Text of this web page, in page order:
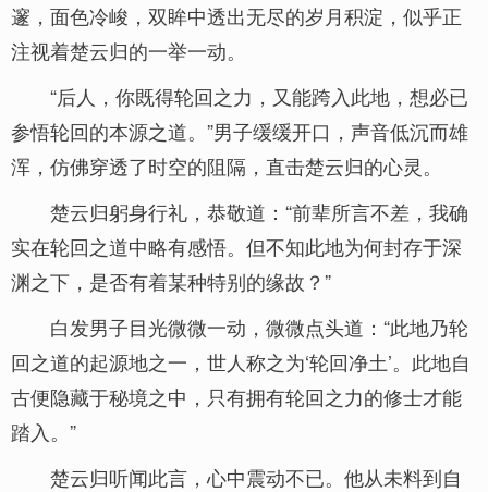
邃，面色冷峻，双眸中透出无尽的岁月积淀，似乎正
注视着楚云归的一举一动。
“后人，你既得轮回之力，又能跨入此地，想必已
参悟轮回的本源之道。”男子缓缓开口，声音低沉而雄
浑，仿佛穿透了时空的阻隔，直击楚云归的心灵。
楚云归躬身行礼，恭敬道：“前辈所言不差，我确
实在轮回之道中略有感悟。但不知此地为何封存于深
渊之下，是否有着某种特别的缘故？”
白发男子目光微微一动，微微点头道：“此地乃轮
回之道的起源地之一，世人称之为‘轮回净土’。此地自
古便隐藏于秘境之中，只有拥有轮回之力的修士才能
踏入。”
楚云归听闻此言，心中震动不已。他从未料到自